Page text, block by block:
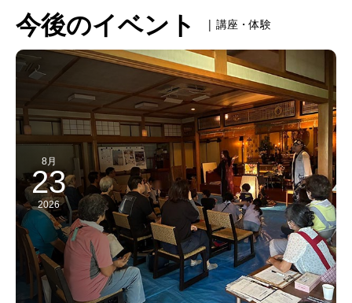
今後のイベント | 講座・体験
8月
23
2026